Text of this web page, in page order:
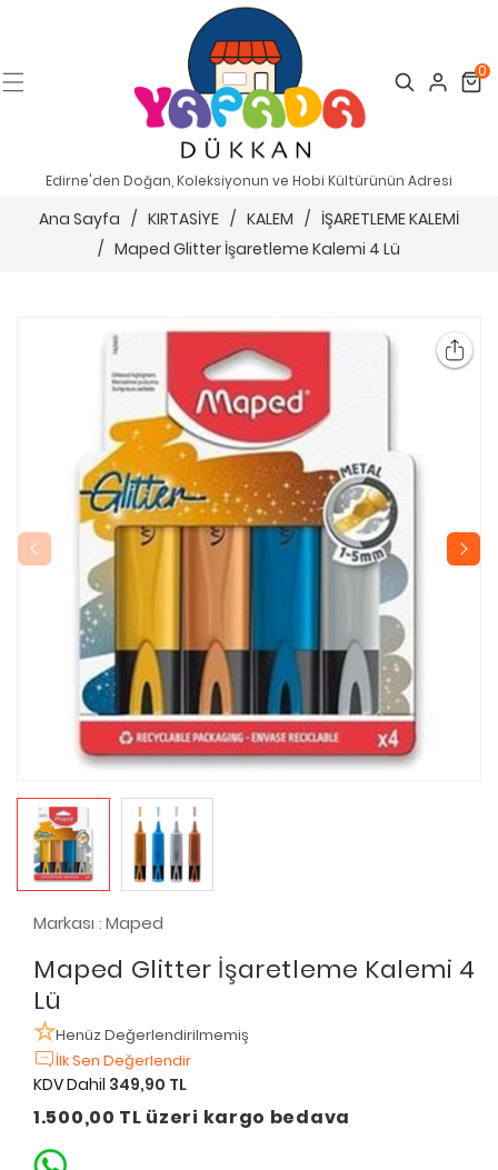
Search Cart
0
Edirne'den Doğan, Koleksiyonun ve Hobi Kültürünün Adresi
Ana Sayfa / KIRTASİYE / KALEM / İŞARETLEME KALEMİ
/ Maped Glitter İşaretleme Kalemi 4 Lü
Markası : Maped
Maped Glitter İşaretleme Kalemi 4
Lü
Henüz Değerlendirilmemiş
İlk Sen Değerlendir
KDV Dahil 349,90 TL
1.500,00 TL üzeri kargo bedava